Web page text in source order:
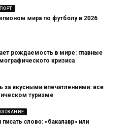
мира по футболу в 2026
рождаемость в мире: главные
кризиса
за вкусными впечатлениями: все
туризме
слово: «бакалавр» или